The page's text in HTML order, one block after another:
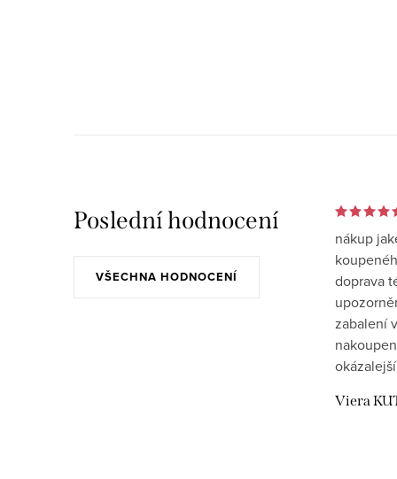
Poslední hodnocení
VŠECHNA HODNOCENÍ
nákup
doprava
zabalení
okázalejší
Viera